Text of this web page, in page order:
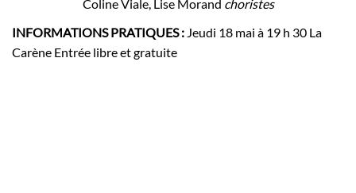
Coline Viale, Lise Morand choristes
INFORMATIONS PRATIQUES : Jeudi 18 mai à 19 h 30 La
Carène Entrée libre et gratuite